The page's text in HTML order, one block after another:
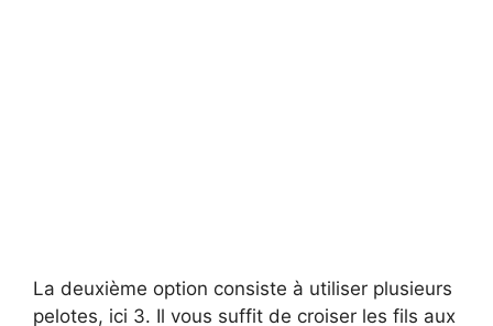
La deuxième option consiste à utiliser plusieurs
pelotes, ici 3. Il vous suffit de croiser les fils aux